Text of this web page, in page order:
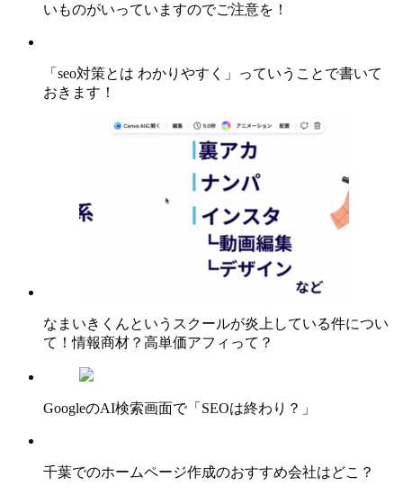
いものがいっていますのでご注意を！
「seo対策とは わかりやすく」っていうことで書いて
おきます！
なまいきくんというスクールが炎上している件につい
て！情報商材？高単価アフィって？
GoogleのAI検索画面で「SEOは終わり？」
千葉でのホームページ作成のおすすめ会社はどこ？